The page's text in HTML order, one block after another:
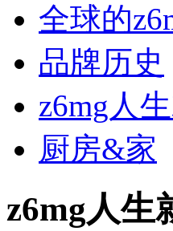
全球的
品牌历史
z6mg人
厨房&家
z6mg人生